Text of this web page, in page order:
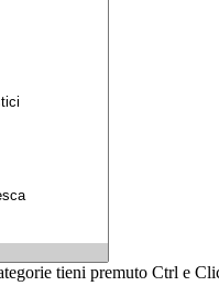
tieni premuto Ctrl e